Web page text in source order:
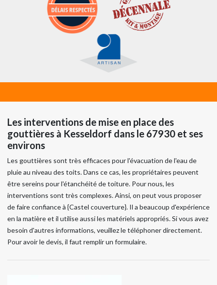
Les interventions de mise en place des
gouttières à Kesseldorf dans le 67930 et ses
environs
Les gouttières sont très efficaces pour l'évacuation de l'eau de
pluie au niveau des toits. Dans ce cas, les propriétaires peuvent
être sereins pour l'étanchéité de toiture. Pour nous, les
interventions sont très complexes. Ainsi, on peut vous proposer
de faire confiance à {Castel couverture}. Il a beaucoup d'expérience
en la matière et il utilise aussi les matériels appropriés. Si vous avez
besoin d'autres informations, veuillez le téléphoner directement.
Pour avoir le devis, il faut remplir un formulaire.